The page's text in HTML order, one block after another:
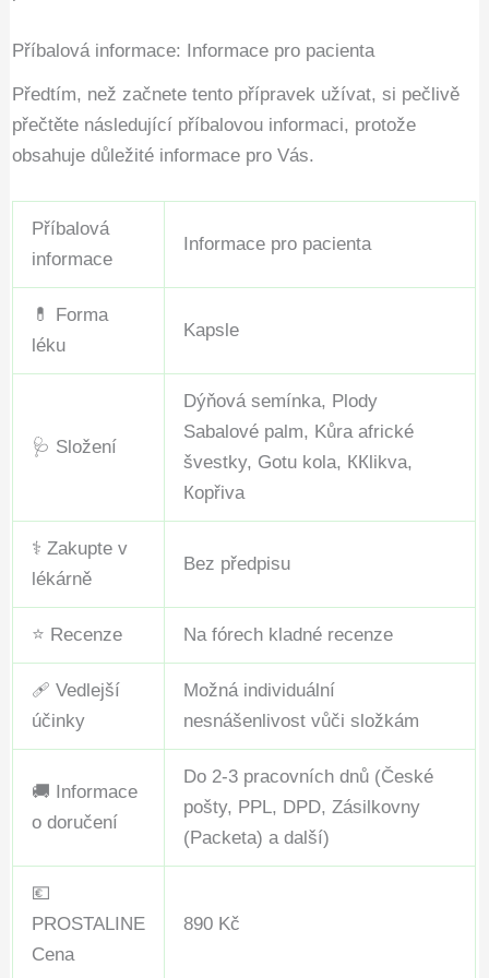
Příbalová informace: Informace pro pacienta
Předtím, než začnete tento přípravek užívat, si pečlivě
přečtěte následující příbalovou informaci, protože
obsahuje důležité informace pro Vás.
Příbalová
informace
Informace pro pacienta
💊 Forma
léku
Kapsle
🩺 Složení
Dýňová semínka, Plody
Sabalové palm, Kůra africké
švestky, Gotu kola, ККlikva,
Кopřiva
⚕️ Zakupte v
lékárně
Bez předpisu
⭐ Recenze Na fórech kladné recenze
🩹 Vedlejší
účinky
Možná individuální
nesnášenlivost vůči složkám
🚚 Informace
o doručení
Do 2-3 pracovních dnů (České
pošty, PPL, DPD, Zásilkovny
(Packeta) a další)
💶
PROSTALINE
Cena
890 Kč